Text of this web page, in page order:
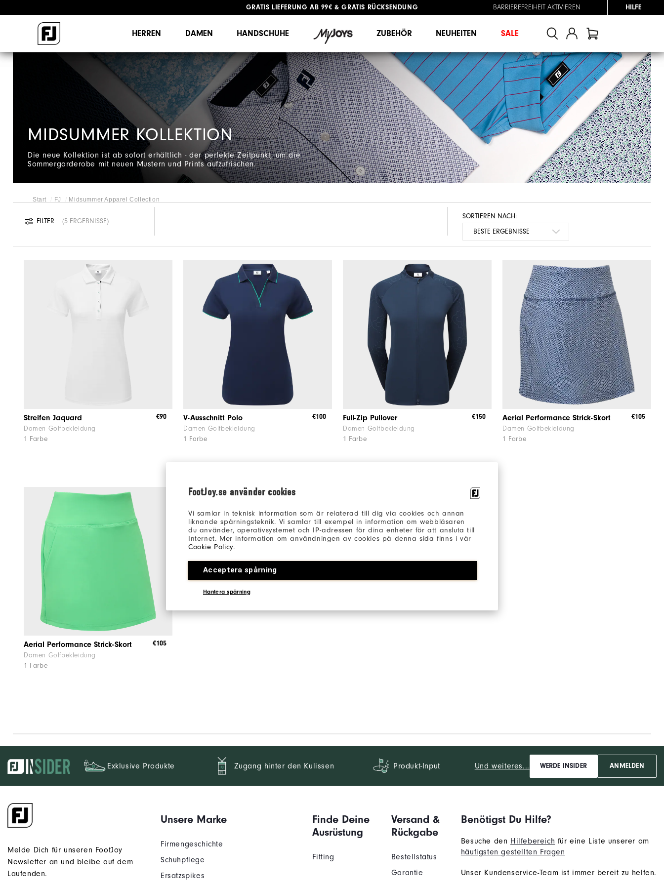
FootJoy.se använder cookies
Vi samlar in teknisk information som är relaterad till dig via cookies och annan
liknande spårningsteknik. Vi samlar till exempel in information om webbläsaren
du använder, operativsystemet och IP-adressen för dina enheter för att ansluta till
Internet. Mer information om användningen av cookies på denna sida finns i vår
Cookie Policy.
Acceptera spårning
Hantera spårning
GRATIS LIEFERUNG AB 99€ &GRATIS RÜCKSENDUNG BARRIEREFREIHEIT AKTIVIEREN HILFE
HERREN DAMEN HANDSCHUHE ZUBEHÖR NEUHEITEN SALE
MIDSUMMER KOLLEKTION
Die neue Kollektion ist ab sofort erhältlich - der perfekte Zeitpunkt, um die
Sommergarderobe mit neuen Mustern und Prints aufzufrischen.
Start FJ Midsummer Apparel Collection
FILTER 5 ERGEBNISSE
SORTIEREN NACH:
Streifen Jaquard
Damen Golfbekleidung
1 Farbe
€90 V-Ausschnitt Polo
Damen Golfbekleidung
1 Farbe
€100 Full-Zip Pullover
Damen Golfbekleidung
1 Farbe
€150 Aerial Performance Strick-Skort
Damen Golfbekleidung
1 Farbe
€105
Aerial Performance Strick-Skort
Damen Golfbekleidung
1 Farbe
€105
Exklusive Produkte Zugang hinter den Kulissen Produkt-Input Und weiteres... WERDE INSIDER ANMELDEN
Melde Dich für unseren FootJoy
Newsletter an und bleibe auf dem
Laufenden.
Unsere Marke
Firmengeschichte
Schuhpflege
Ersatzspikes
Finde Deine
Ausrüstung
Fitting
Versand &
Rückgabe
Bestellstatus
Garantie
Benötigst Du Hilfe?
Besuche den Hilfebereich für eine Liste unserer am
häufigsten gestellten Fragen
Unser Kundenservice-Team ist immer bereit zu helfen.